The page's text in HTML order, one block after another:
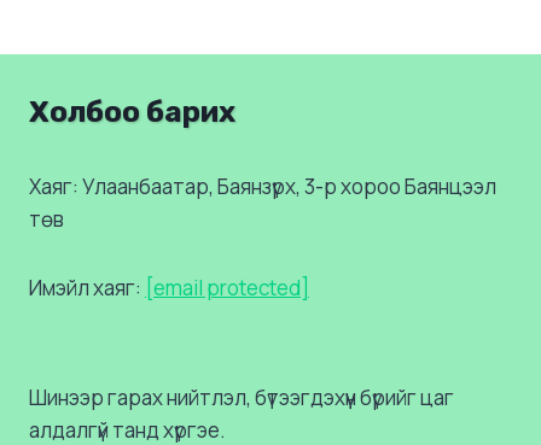
Холбоо барих
Хаяг: Улаанбаатар, Баянзүрх, 3-р хороо Баянцээл
төв
Имэйл хаяг: [email protected]
Шинээр гарах нийтлэл, бүтээгдэхүүн бүрийг цаг
алдалгүй танд хүргэе.